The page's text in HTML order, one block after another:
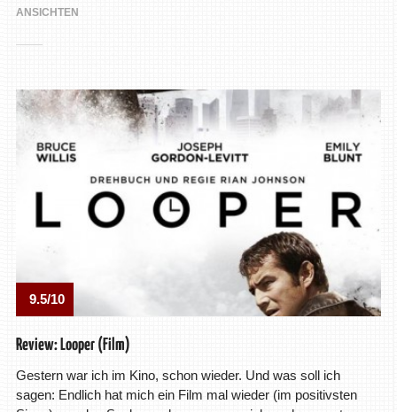
ANSICHTEN
9.5/10
Review: Looper (Film)
Gestern war ich im Kino, schon wieder. Und was soll ich
sagen: Endlich hat mich ein Film mal wieder (im positivsten